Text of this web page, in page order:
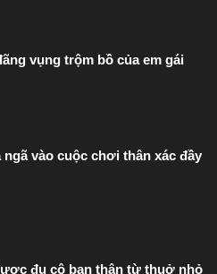
vụng trộm bồ của em gái
ngã vào cuộc chơi thân xác đầy
đụ cô bạn thân từ thuở nhỏ